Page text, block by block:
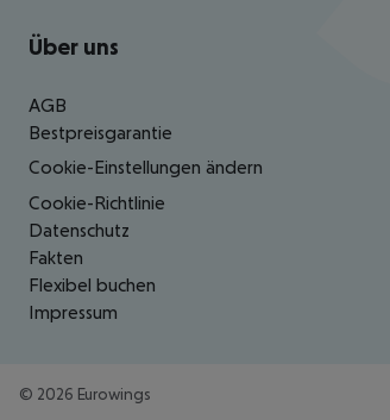
Footer navigation
Über uns
AGB
Bestpreisgarantie
Cookie-Einstellungen ändern
Cookie-Richtlinie
Datenschutz
Fakten
Flexibel buchen
Impressum
© 2026 Eurowings